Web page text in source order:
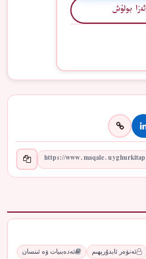
ئەزا بولۇش
ئەنۋەر ئابدۇرېھىم
ئەدەبىيات ۋە ئىنسان